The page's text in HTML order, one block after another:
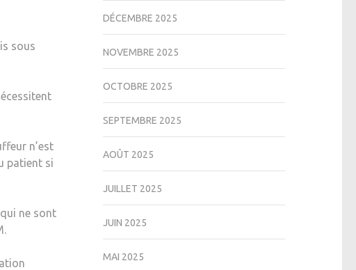
sous
n’est
patient si
ne sont
DÉCEMBRE 2025
NOVEMBRE 2025
OCTOBRE 2025
SEPTEMBRE 2025
AOÛT 2025
JUILLET 2025
JUIN 2025
MAI 2025